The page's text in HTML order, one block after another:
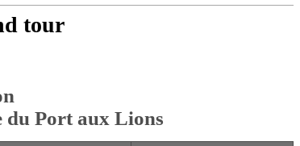
tour
du Port aux Lions